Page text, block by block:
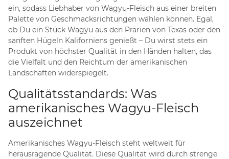
ein, sodass Liebhaber von Wagyu-Fleisch aus einer breiten
Palette von Geschmacksrichtungen wählen können. Egal,
ob Du ein Stück Wagyu aus den Prärien von Texas oder den
sanften Hügeln Kaliforniens genießt – Du wirst stets ein
Produkt von höchster Qualität in den Händen halten, das
die Vielfalt und den Reichtum der amerikanischen
Landschaften widerspiegelt.
Qualitätsstandards: Was
amerikanisches Wagyu-Fleisch
auszeichnet
Amerikanisches Wagyu-Fleisch steht weltweit für
herausragende Qualität. Diese Qualität wird durch strenge